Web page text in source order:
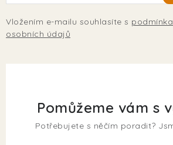
Vložením e-mailu souhlasíte s
osobních údajů
Pomůžeme vám s
Potřebujete s něčím poradit?